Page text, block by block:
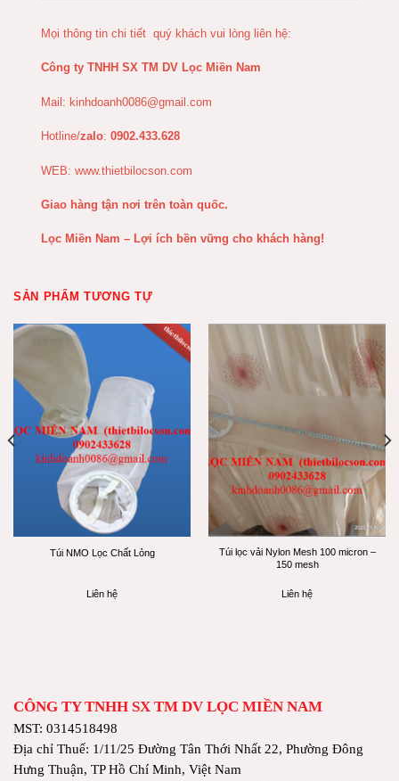
Mọi thông tin chi tiết quý khách vui lòng liên hệ:
Công ty TNHH SX TM DV Lọc Miền Nam
Mail: kinhdoanh0086@gmail.com
Hotline/zalo: 0902.433.628
WEB: www.thietbilocson.com
Giao hàng tận nơi trên toàn quốc.
Lọc Miền Nam – Lợi ích bền vững cho khách hàng!
SẢN PHẨM TƯƠNG TỰ
Túi NMO Lọc Chất Lỏng
Liên hệ
Túi lọc vải Nylon Mesh 100 micron –
150 mesh
Liên hệ
CÔNG TY TNHH SX TM DV LỌC MIỀN NAM
MST: 0314518498
Địa chỉ Thuế: 1/11/25 Đường Tân Thới Nhất 22, Phường Đông
Hưng Thuận, TP Hồ Chí Minh, Việt Nam